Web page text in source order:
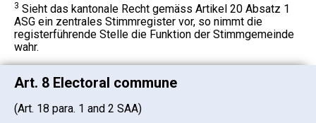
3 Sieht das kantonale Recht gemäss Artikel 20 Absatz 1
ASG ein zentrales Stimmregister vor, so nimmt die
registerführende Stelle die Funktion der Stimmgemeinde
wahr.
Art. 8 Electoral commune
(Art. 18 para. 1 and 2 SAA)